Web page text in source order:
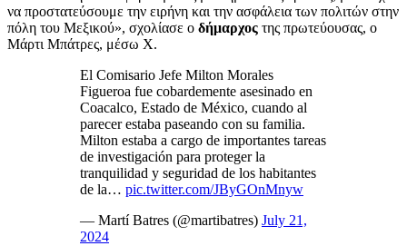
να προστατεύσουμε την ειρήνη και την ασφάλεια των πολιτών στην
πόλη του Μεξικού», σχολίασε ο δήμαρχος της πρωτεύουσας, ο
Μάρτι Μπάτρες, μέσω X.
El Comisario Jefe Milton Morales
Figueroa fue cobardemente asesinado en
Coacalco, Estado de México, cuando al
parecer estaba paseando con su familia.
Milton estaba a cargo de importantes tareas
de investigación para proteger la
tranquilidad y seguridad de los habitantes
de la… pic.twitter.com/JByGOnMnyw
— Martí Batres (@martibatres) July 21,
2024